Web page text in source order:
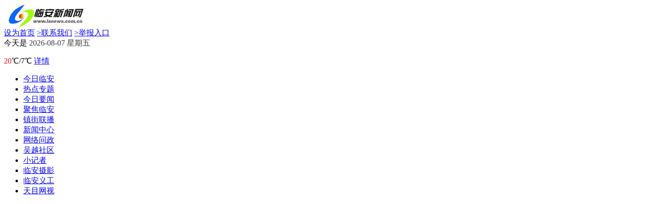
设为首页 >联系我们 >举报入口
今天是 2026-08-07 星期五
20℃/7℃ 详情
今日临安
热点专题
今日要闻
聚焦临安
镇街联播
新闻中心
网络问政
吴越社区
小记者
临安摄影
临安义工
天目网视